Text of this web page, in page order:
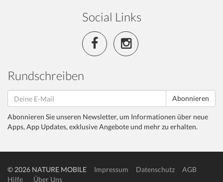
Social Links
Rundschreiben
Abonnieren
Abonnieren Sie unseren Newsletter, um Informationen über neue
Apps, App Updates, exklusive Angebote und mehr zu erhalten.
© 2026 NATURE MOBILE Impressum Datenschutz
AGB
Hilfe
Über Uns